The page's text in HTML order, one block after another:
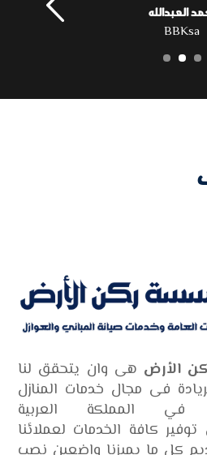
العبدالله
BBKsa
الأرض هى وان يتحقق لنا
فى مجال خدمات المنازل
في المملكة العربية
كافة الخدمات لعملائنا